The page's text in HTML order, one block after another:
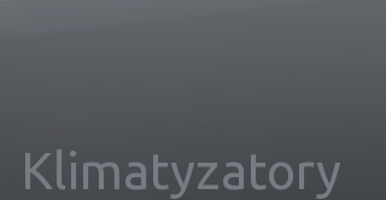
Klimatyzatory